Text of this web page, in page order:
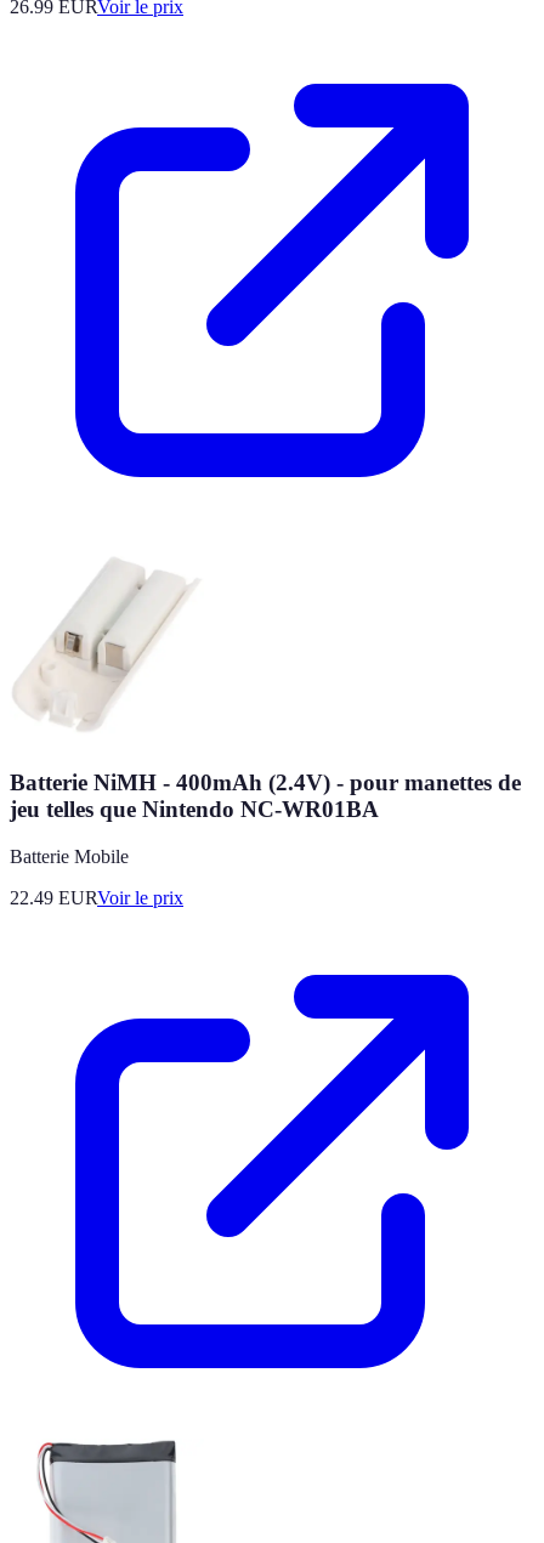
26.99 EURVoir le prix
Batterie NiMH - 400mAh (2.4V) - pour manettes de
jeu telles que Nintendo NC-WR01BA
Batterie Mobile
22.49 EURVoir le prix